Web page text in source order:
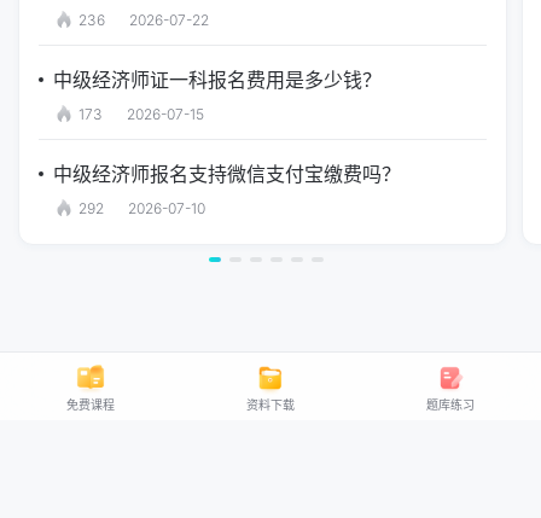
236 2026-07-22
中级经济师证一科报名费用是多少钱？
173 2026-07-15
中级经济师报名支持微信支付宝缴费吗？
292 2026-07-10
免费课程 资料下载 题库练习